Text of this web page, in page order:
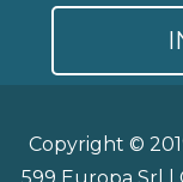
Copyright ©
599 Europa Srl |